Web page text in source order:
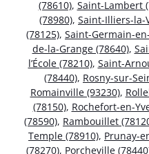
(78610), Saint-Lambert
(78980), Saint-Illiers-la-
(78125), Saint-Germain-
de-la-Grange (78640),
l’École (78210), Saint-
(78440), Rosny-sur-
Romainville (93230),
(78150), Rochefort-en-
(78590), Rambouillet
Temple (78910), Prunay-
(78270), Porcheville